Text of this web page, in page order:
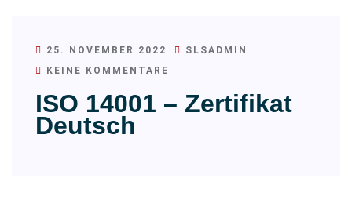
25. NOVEMBER 2022
SLSADMIN
KEINE KOMMENTARE
ISO 14001 – Zertifikat
Deutsch